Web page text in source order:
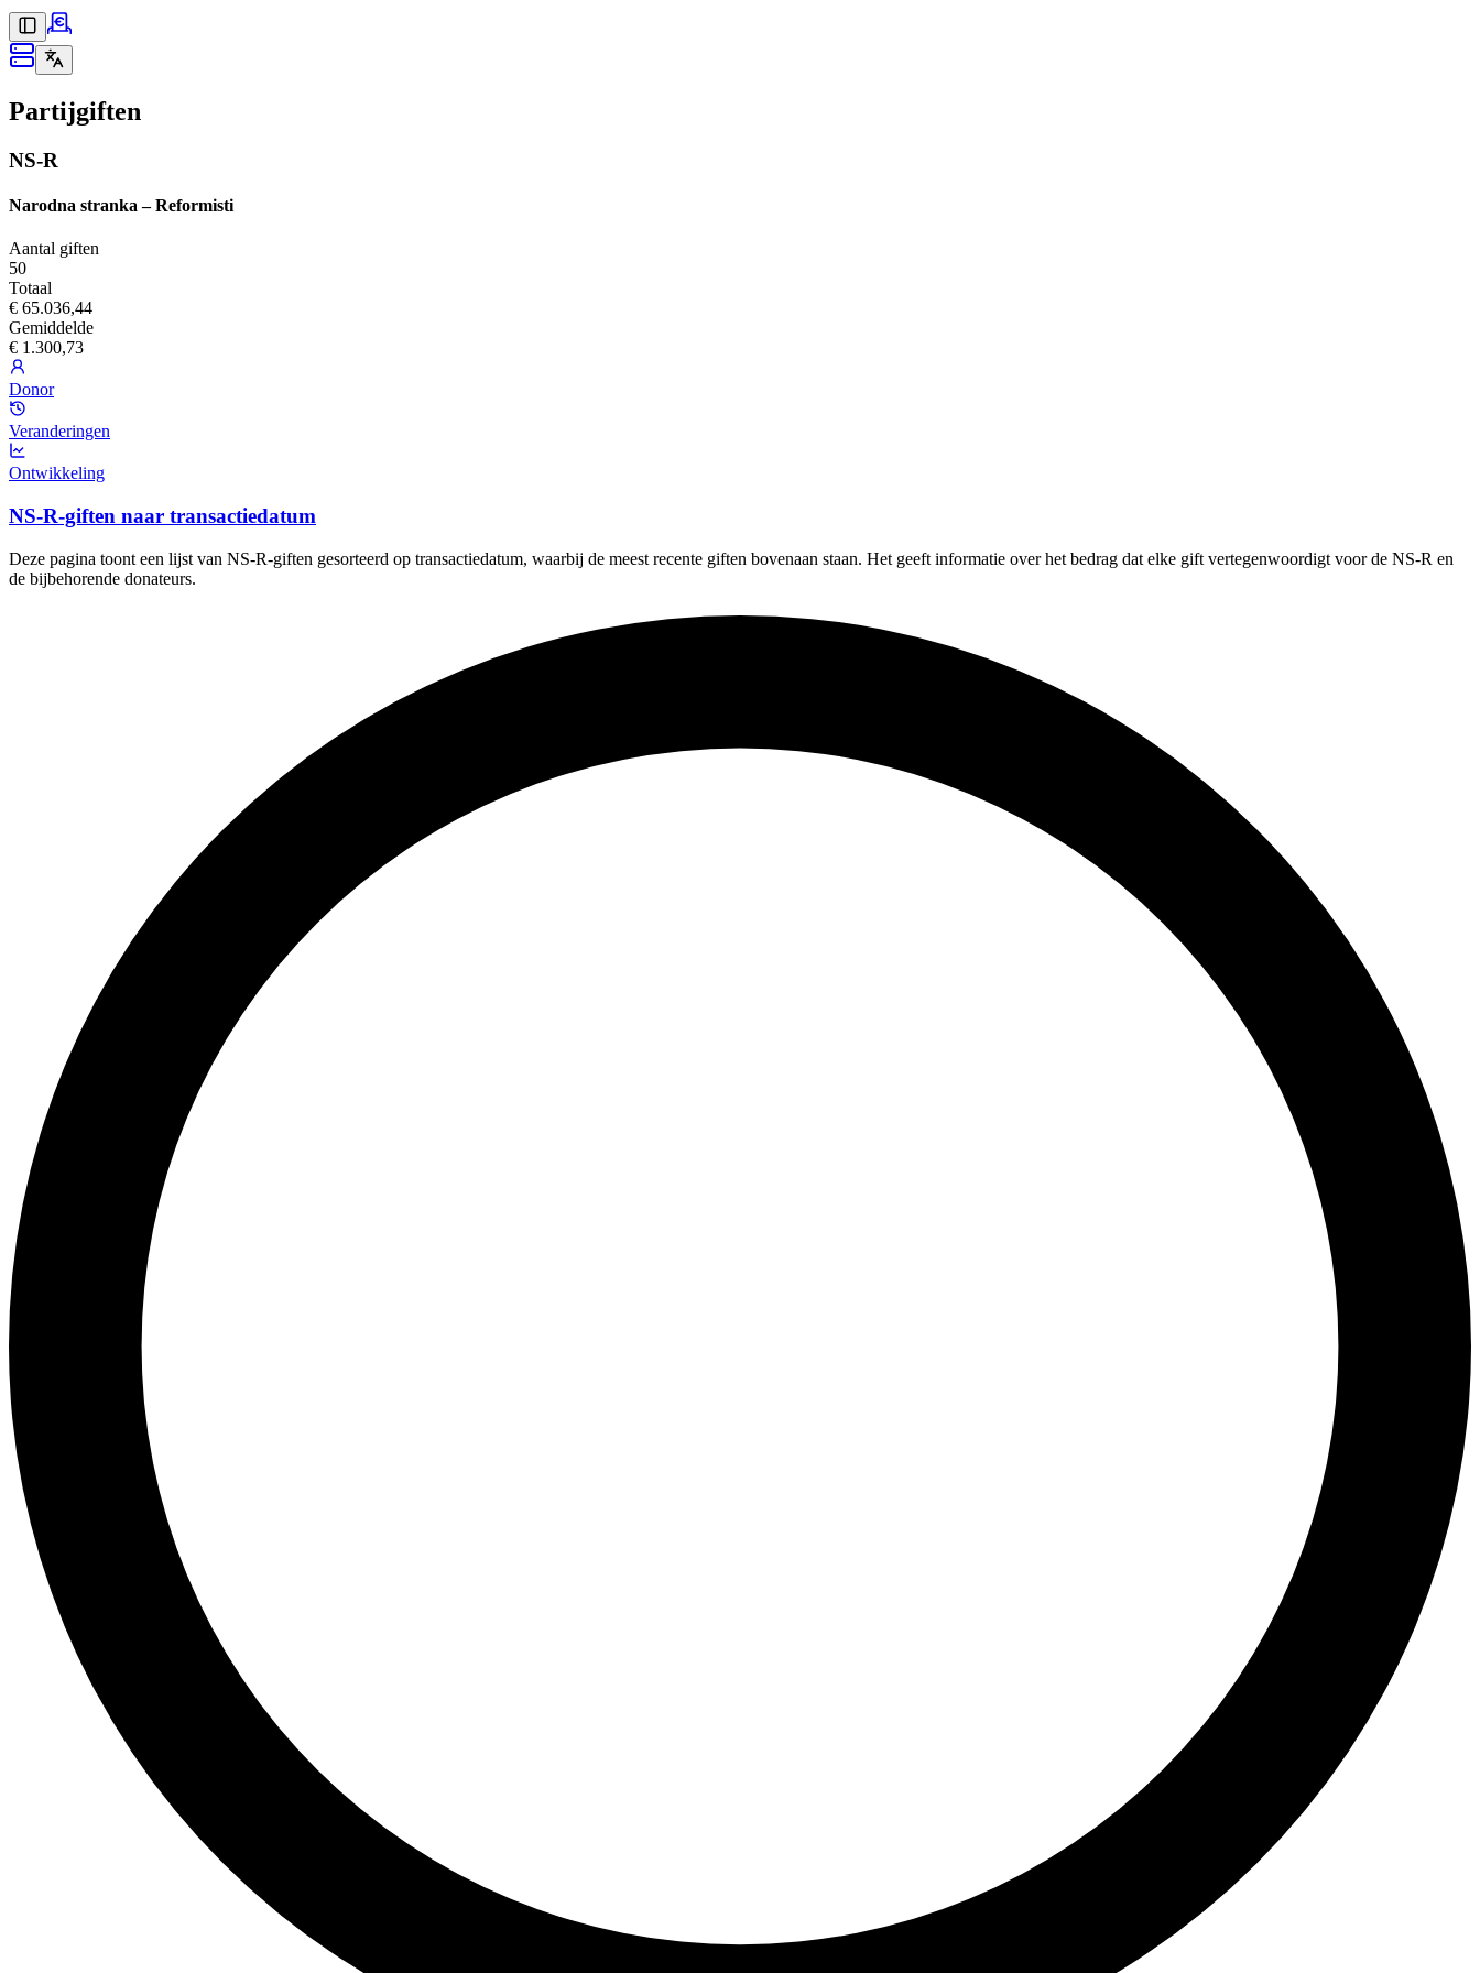
Partijgiften
NS-R
Narodna stranka – Reformisti
Aantal giften
50
Totaal
€ 65.036,44
Gemiddelde
€ 1.300,73
Donor
Veranderingen
Ontwikkeling
NS-R-giften naar transactiedatum
Deze pagina toont een lijst van NS-R-giften gesorteerd op transactiedatum, waarbij de meest recente giften bovenaan staan. Het geeft informatie over het bedrag dat elke gift vertegenwoordigt voor de NS-R en
de bijbehorende donateurs.